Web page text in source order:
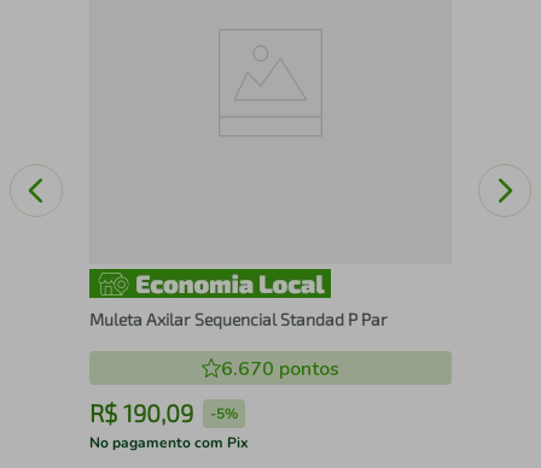
Muleta Axilar Sequencial Standad P Par
6.670 pontos
R$ 190,09 -5%
No pagamento com Pix